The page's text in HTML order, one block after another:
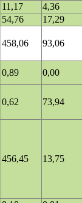
11,17
4,36
54,76
17,29
458,06 93,06
0,89
0,00
0,62 73,94
456,45 13,75